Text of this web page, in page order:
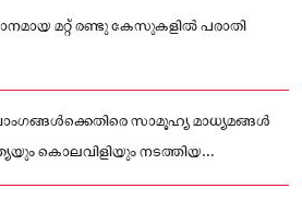
മറ്റ് രണ്ടു കേസുകളിൽ പരാതി
സാമൂഹ്യ മാധ്യമങ്ങൾ
കൊലവിളിയും നടത്തിയ
പോലീസ് കമ്മീഷണർക്ക് പരാതി നൽകി